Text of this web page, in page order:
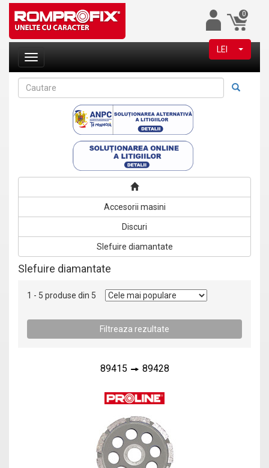
0
LEI
Accesorii masini
Discuri
Slefuire diamantate
Slefuire diamantate
1 - 5 produse din 5
89415 89428